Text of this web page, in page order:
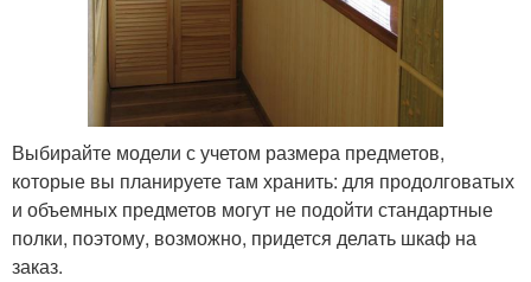
Выбирайте модели с учетом размера предметов,
которые вы планируете там хранить: для продолговатых
и объемных предметов могут не подойти стандартные
полки, поэтому, возможно, придется делать шкаф на
заказ.